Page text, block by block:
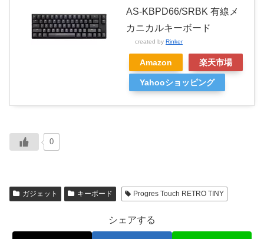
AS-KBPD66/SRBK 有線メ
カニカルキーボード
created by Rinker
Amazon 楽天市場
Yahooショッピング
0
ガジェット キーボード Progres Touch RETRO TINY
シェアする